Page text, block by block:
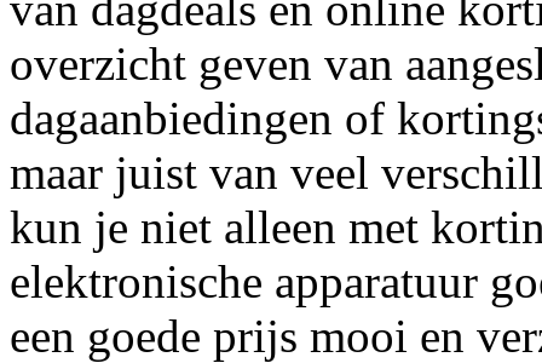
overzicht geven van
dagaanbiedingen of
maar juist van veel
kun je niet alleen met
elektronische apparatuur
een goede prijs mooi en